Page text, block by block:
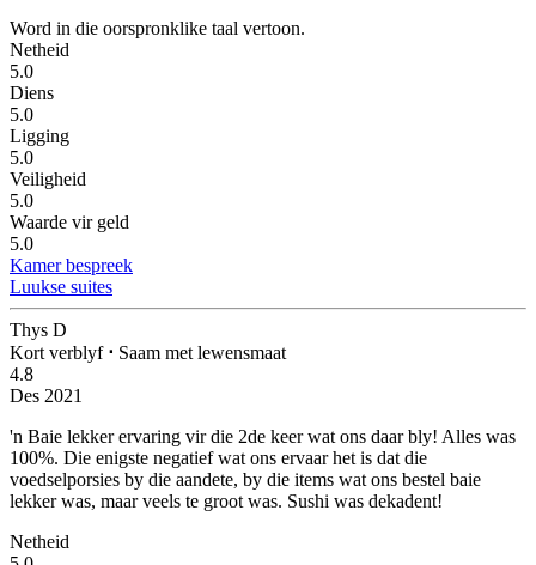
Word in die oorspronklike taal vertoon.
Netheid
5.0
Diens
5.0
Ligging
5.0
Veiligheid
5.0
Waarde vir geld
5.0
Kamer bespreek
Luukse suites
Thys D
Kort verblyf ⋅ Saam met lewensmaat
4.8
Des 2021
'n Baie lekker ervaring vir die 2de keer wat ons daar bly! Alles was
100%. Die enigste negatief wat ons ervaar het is dat die
voedselporsies by die aandete, by die items wat ons bestel baie
lekker was, maar veels te groot was. Sushi was dekadent!
Netheid